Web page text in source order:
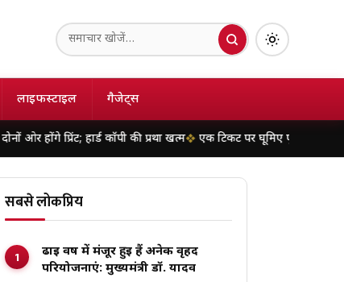
लाइफस्टाइल गैजेट्स
हार्ड कॉपी की प्रथा खत्म एक टिकट पर घूमिए पूरा भारत! जानें
सबसे लोकप्रिय
ढाई वर्ष में मंजूर हुई हैं अनेक वृहद
परियोजनाएं: मुख्यमंत्री डॉ. यादव